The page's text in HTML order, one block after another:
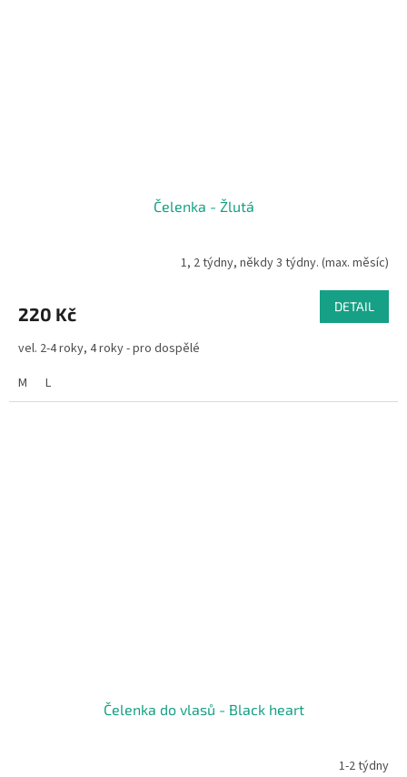
Čelenka - Žlutá
1, 2 týdny, někdy 3 týdny. (max. měsíc)
220 Kč DETAIL
vel. 2-4 roky, 4 roky - pro dospělé
M
L
Čelenka do vlasů - Black heart
1-2 týdny